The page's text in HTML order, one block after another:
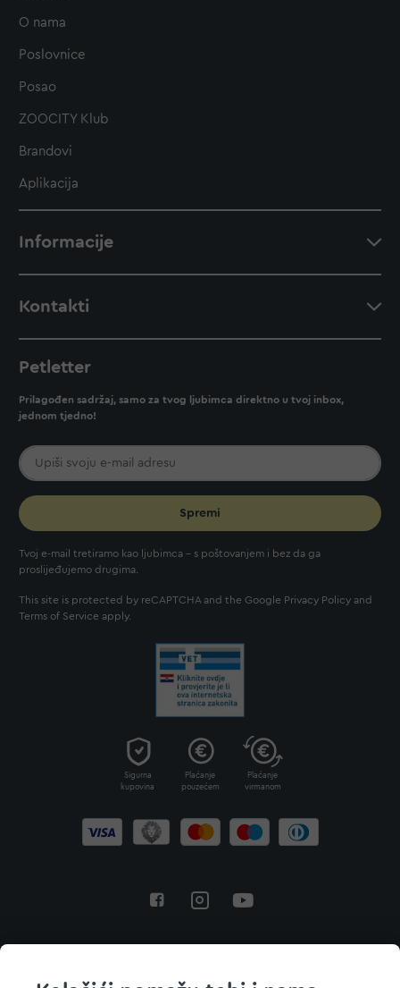
O nama
Poslovnice
Posao
ZOOCITY Klub
Brandovi
Aplikacija
Informacije
Kontakti
Petletter
Prilagođen sadržaj, samo za tvog ljubimca direktno u tvoj inbox,
jednom tjedno!
Spremi
Tvoj e-mail tretiramo kao ljubimca - s poštovanjem i bez da ga
proslijeđujemo drugima.
This site is protected by reCAPTCHA and the Google Privacy Policy and
Terms of Service apply.
Sigurna
kupovina
Plaćanje
pouzećem
Plaćanje
virmanom